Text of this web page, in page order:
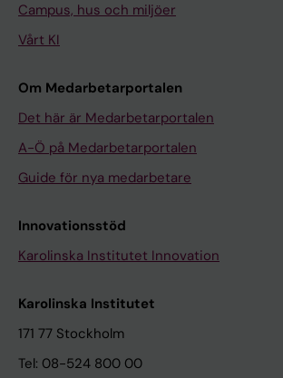
Campus, hus och miljöer
Vårt KI
Om Medarbetarportalen
Det här är Medarbetarportalen
A-Ö på Medarbetarportalen
Guide för nya medarbetare
Innovationsstöd
Karolinska Institutet Innovation
Karolinska Institutet
171 77 Stockholm
Tel: 08-524 800 00